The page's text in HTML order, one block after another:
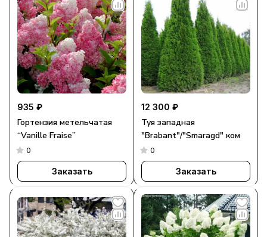
935 ₽
Гортензия метельчатая
“Vanille Fraise”
0
Заказать
12 300 ₽
Туя западная
"Brabant"/"Smaragd" ком
0
Заказать